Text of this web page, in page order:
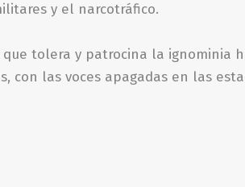
y el narcotráfico.
tolera y patrocina la ignominia
con las voces apagadas en las